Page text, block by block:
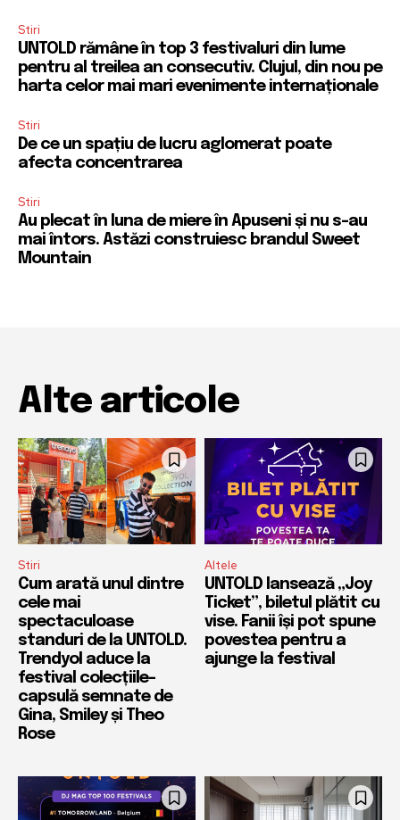
Stiri
UNTOLD rămâne în top 3 festivaluri din lume
pentru al treilea an consecutiv. Clujul, din nou pe
harta celor mai mari evenimente internaționale
Stiri
De ce un spațiu de lucru aglomerat poate
afecta concentrarea
Stiri
Au plecat în luna de miere în Apuseni și nu s-au
mai întors. Astăzi construiesc brandul Sweet
Mountain
Alte articole
Stiri
Cum arată unul dintre
cele mai
spectaculoase
standuri de la UNTOLD.
Trendyol aduce la
festival colecțiile-
capsulă semnate de
Gina, Smiley și Theo
Rose
Altele
UNTOLD lansează „Joy
Ticket”, biletul plătit cu
vise. Fanii își pot spune
povestea pentru a
ajunge la festival